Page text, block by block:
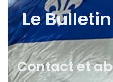
Le
Contact et